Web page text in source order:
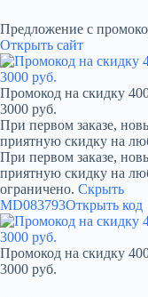
Предложение с
Открыть сайт
Промокод на скидку
3000 руб.
При первом заказе,
приятную скидку на
При первом заказе,
приятную скидку на
ограничено. Скрыть
MD083793Открыть код
Промокод на скидку
3000 руб.